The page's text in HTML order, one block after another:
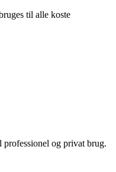
til alle koste
og privat brug.